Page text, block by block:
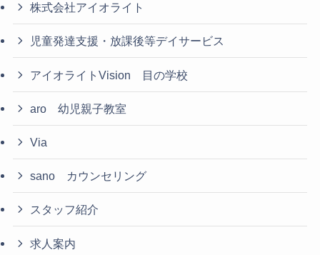
株式会社アイオライト
児童発達支援・放課後等デイサービス
アイオライトVision 目の学校
aro 幼児親子教室
Via
sano カウンセリング
スタッフ紹介
求人案内